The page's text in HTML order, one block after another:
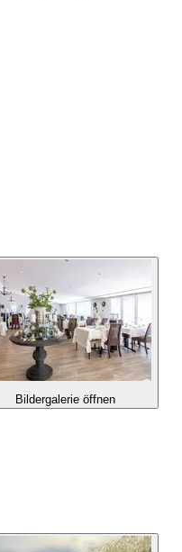
Bildergalerie öffnen